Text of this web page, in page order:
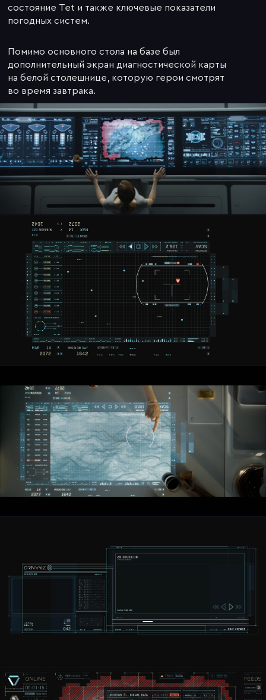
состояние Tet и также ключевые показатели
погодных систем.
Помимо основного стола на базе был
дополнительный экран диагностической карты
на белой столешнице, которую герои смотрят
во время завтрака.